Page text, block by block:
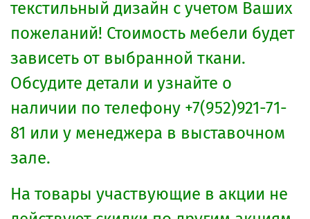
текстильный дизайн с учетом Ваших
пожеланий! Стоимость мебели будет
зависеть от выбранной ткани.
Обсудите детали и узнайте о
наличии по телефону +7(952)921-71-
81 или у менеджера в выставочном
зале.
На товары участвующие в акции не